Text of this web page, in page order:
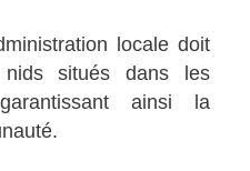
locale doit
situés dans les
ainsi la